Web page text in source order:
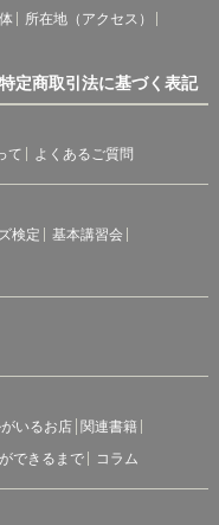
所在地（アクセス）
特定商取引法に基づく表記
て よくあるご質問
検定
基本講習会
いるお店 関連書籍
できるまで コラム